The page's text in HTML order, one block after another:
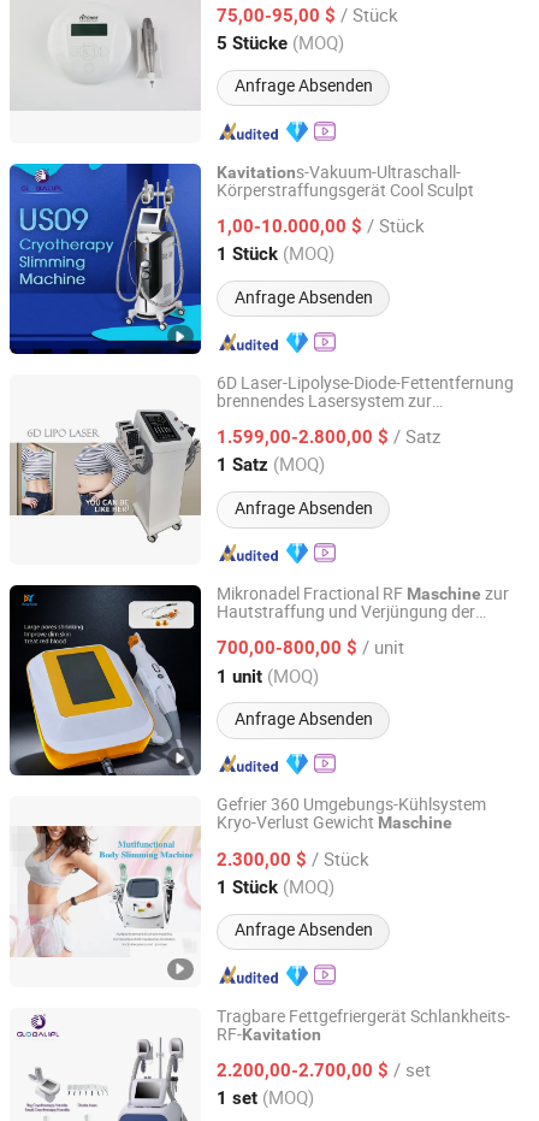
75,00-95,00 $ / Stück
5 Stücke (MOQ)
Anfrage Absenden
Shandong, China Seit 2022
Kavitations-Vakuum-Ultraschall-
Körperstraffungsgerät Cool Sculpt
1,00-10.000,00 $ / Stück
1 Stück (MOQ)
Anfrage Absenden
Beijing Globalipl Development Co., Ltd.
Beijing, China Seit 2009
6D Laser-Lipolyse-Diode-Fettentfernung
brennendes Lasersystem zur
Maschine
1.599,00-2.800,00 $ / Satz
1 Satz (MOQ)
Anfrage Absenden
Beijing Sunrise Science&Technology Co., Ltd.
Beijing, China Seit 2022
Mikronadel Fractional RF Maschine zur
Hautstraffung und Verjüngung der
700,00-800,00 $ / unit
1 unit (MOQ)
Anfrage Absenden
Guangzhou Danye Optical Co., Ltd.
Guangdong, China Seit 2018
Gefrier 360 Umgebungs-Kühlsystem
Kryo-Verlust Gewicht Maschine
2.300,00 $ / Stück
1 Stück (MOQ)
Anfrage Absenden
Baoding Triangel Rsd Electronics Technology Limited
Hebei, China Seit 2021
Tragbare Fettgefriergerät Schlankheits-
RF-Kavitation
2.200,00-2.700,00 $ / set
1 set (MOQ)
Beijing Globalipl Development Co., Ltd.
Beijing, China Seit 2009